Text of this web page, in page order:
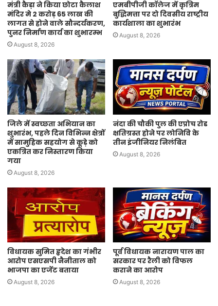
मंत्री कैड़ा ने किया छोटा कैलाश
मंदिर मे 2 करोड़ 65 लाख की
लागत से होने वाले सौन्दर्यकरण,
पुनर निर्माण कार्य का शुभारम्भ
August 8, 2026
एमबीपीजी कॉलेज में कृत्रिम
बुद्धिमत्ता पर दो दिवसीय राष्ट्रीय
कार्यशाला का शुभारंभ
August 8, 2026
जिले में स्वच्छता अभियान का
शुभारंभ, पहले दिन विभिन्न क्षेत्रों
में सामुहिक सहयोग से कूड़े को
एकत्रित कर निस्तारण किया
गया
August 8, 2026
नंदा की चौकी पुल की एप्रोच रोड
क्षतिग्रस्त होने पर लोनिवि के
तीन इंजीनियर निलंबित
August 8, 2026
विधायक सुमित हृदेश का गंभीर
आरोप एसएसपी नैनीताल को
भाजपा का एजेंट बताया
August 8, 2026
पूर्व विधायक नारायण पाल का
सरकार पर रैली को विफल
कराने का आरोप
August 8, 2026